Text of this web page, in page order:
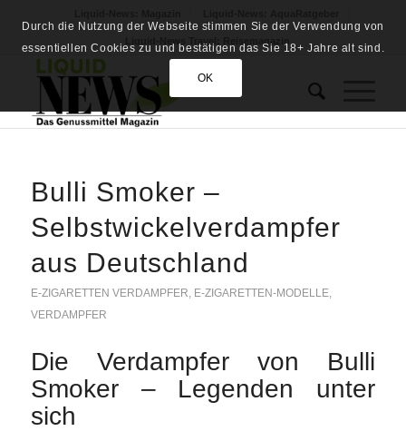
Bulli Smoker –
Selbstwickelverdampfer
aus Deutschland
E-ZIGARETTEN VERDAMPFER, E-ZIGARETTEN-MODELLE,
VERDAMPFER
Die Verdampfer von Bulli
Smoker – Legenden unter
sich
Durch die Nutzung der Webseite stimmen Sie der Verwendung von
essentiellen Cookies zu und bestätigen das Sie 18+ Jahre alt sind.
OK